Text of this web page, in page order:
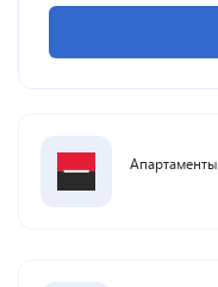
Апартаменты